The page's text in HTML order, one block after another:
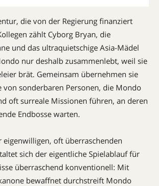
die von der Regierung finanziert
zählt Cyborg Bryan, die
und das ultraquietschige Asia-Mädel
nur deshalb zusammenlebt, weil sie
brät. Gemeinsam übernehmen sie
von sonderbaren Personen, die Mondo
oft surreale Missionen führen, an deren
Endbosse warten.
eigenwilligen, oft überraschenden
sich der eigentliche Spielablauf für
überraschend konventionell: Mit
bewaffnet durchstreift Mondo